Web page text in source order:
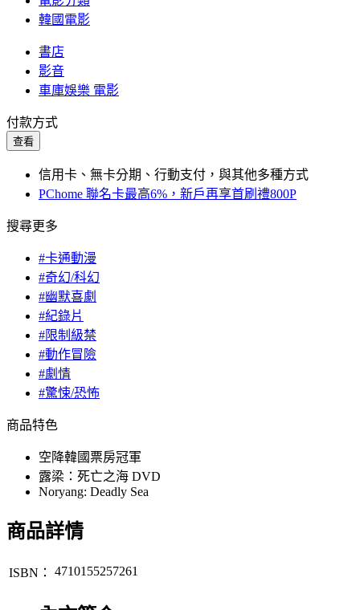
韓國電影
書店
影音
車庫娛樂 電影
付款方式
查看
信用卡、無卡分期、行動支付，與其他多種方式
PChome 聯名卡最高6%，新戶再享首刷禮800P
搜尋更多
#卡通動漫
#奇幻/科幻
#幽默喜劇
#紀錄片
#限制級禁
#動作冒險
#劇情
#驚悚/恐怖
商品特色
空降韓國票房冠軍
露梁：死亡之海 DVD
Noryang: Deadly Sea
商品詳情
ISBN： 4710155257261